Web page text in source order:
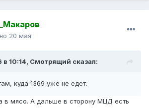
20 мая
10:14, Смотрящий сказал:
куда 1369 уже не едет.
в мясо. А дальше в сторону МЦД есть